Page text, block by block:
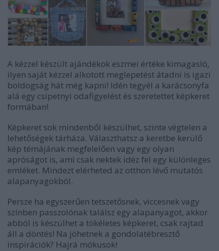
A kézzel készült ajándékok eszmei értéke kimagasló,
ilyen saját kézzel alkotott meglepetést átadni is igazi
boldogság hát még kapni! Idén tegyél a karácsonyfa
alá egy csipetnyi odafigyelést és szeretettet képkeret
formában!
Képkeret sok mindenből készülhet, szinte végtelen a
lehetőségek tárháza. Választhatsz a keretbe kerülő
kép témájának megfelelően vagy egy olyan
apróságot is, ami csak nektek idéz fel egy különleges
emléket. Mindezt elérheted az otthon lévő mutatós
alapanyagokból.
Persze ha egyszerűen tetszetősnek, viccesnek vagy
színben passzolónak találsz egy alapanyagot, akkor
abból is készülhet a tökéletes képkeret, csak rajtad
áll a döntés! Na jöhetnek a gondolatébresztő
inspirációk? Hajrá mókusok!